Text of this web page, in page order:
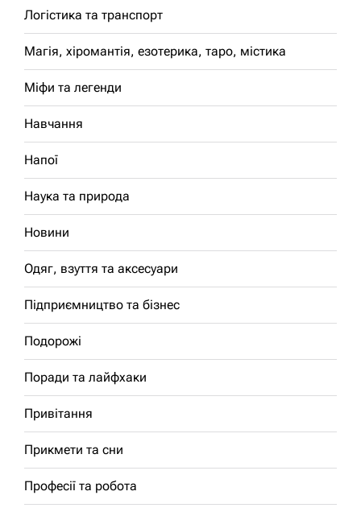
Логістика та транспорт
Магія, хіромантія, езотерика, таро, містика
Міфи та легенди
Навчання
Напої
Наука та природа
Новини
Одяг, взуття та аксесуари
Підприємництво та бізнес
Подорожі
Поради та лайфхаки
Привітання
Прикмети та сни
Професії та робота